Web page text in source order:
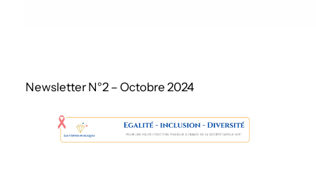
Newsletter N°2 – Octobre 2024